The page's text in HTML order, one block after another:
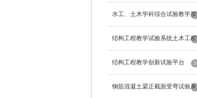
验系统
水工、土木学科综合试验教学加
载系统
结构工程教学试验系统土木工程
试验设备
结构工程教学创新试验平台
钢筋混凝土梁正截面受弯试验系